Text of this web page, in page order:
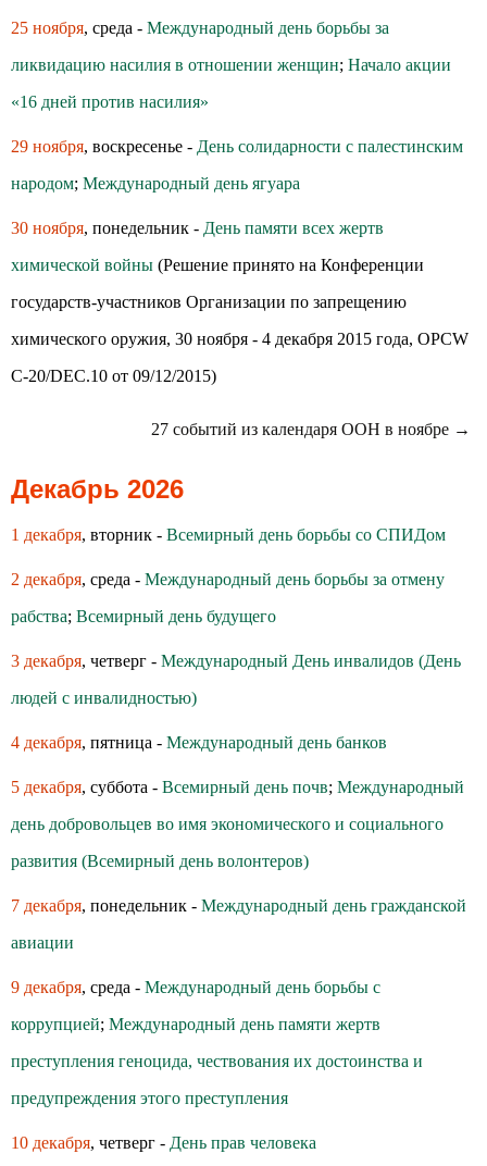
25 ноября, среда - Международный день борьбы за
ликвидацию насилия в отношении женщин; Начало акции
«16 дней против насилия»
29 ноября, воскресенье - День солидарности с палестинским
народом; Международный день ягуара
30 ноября, понедельник - День памяти всех жертв
химической войны (Решение принято на Конференции
государств-участников Организации по запрещению
химического оружия, 30 ноября - 4 декабря 2015 года, OPCW
C-20/DEC.10 от 09/12/2015)
27 событий из календаря ООН в ноябре →
Декабрь 2026
1 декабря, вторник - Всемирный день борьбы со СПИДом
2 декабря, среда - Международный день борьбы за отмену
рабства; Всемирный день будущего
3 декабря, четверг - Международный День инвалидов (День
людей с инвалидностью)
4 декабря, пятница - Международный день банков
5 декабря, суббота - Всемирный день почв; Международный
день добровольцев во имя экономического и социального
развития (Всемирный день волонтеров)
7 декабря, понедельник - Международный день гражданской
авиации
9 декабря, среда - Международный день борьбы с
коррупцией; Международный день памяти жертв
преступления геноцида, чествования их достоинства и
предупреждения этого преступления
10 декабря, четверг - День прав человека